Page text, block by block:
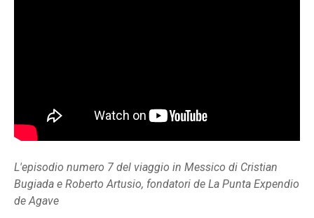
L'episodio numero 7 del viaggio in Messico di Cristian
Bugiada e Roberto Artusio, fondatori de La Punta Expendio
de Agave